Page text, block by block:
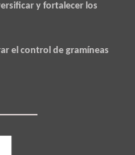
y fortalecer los
el control de gramíneas